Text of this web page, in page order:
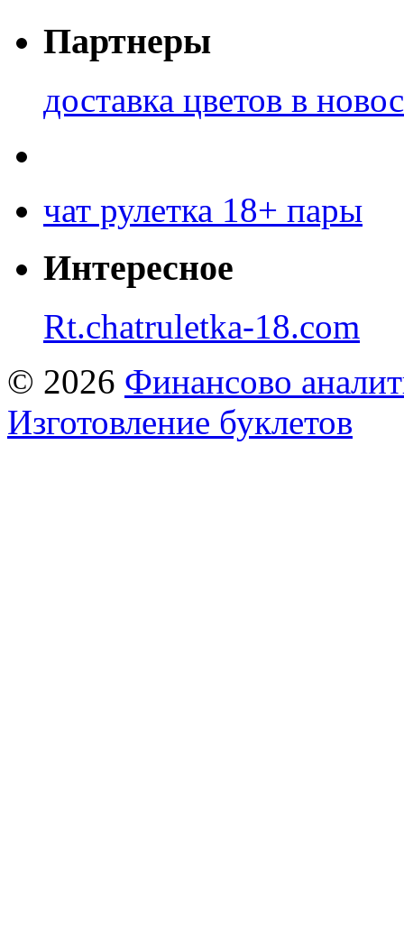
Партнеры
доставка цветов в
чат рулетка 18+ пары
Интересное
Rt.chatruletka-18.com
© 2026 Финансово
Изготовление буклетов